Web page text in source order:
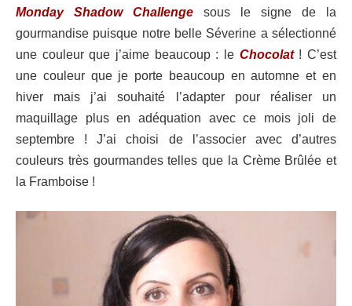
Monday Shadow Challenge sous le signe de la
gourmandise puisque notre belle Séverine a sélectionné
une couleur que j’aime beaucoup : le Chocolat ! C’est
une couleur que je porte beaucoup en automne et en
hiver mais j’ai souhaité l’adapter pour réaliser un
maquillage plus en adéquation avec ce mois joli de
septembre ! J’ai choisi de l’associer avec d’autres
couleurs très gourmandes telles que la Crème Brûlée et
la Framboise !